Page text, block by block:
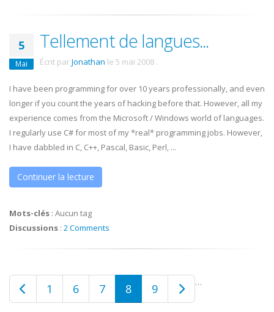
5
Mai
Tellement de langues...
Écrit parJonathan le 5 mai 2008 .
I have been programming for over 10 years professionally, and even
longer if you count the years of hacking before that. However, all my
experience comes from the Microsoft / Windows world of languages.
I regularly use C# for most of my *real* programming jobs. However,
I have dabbled in C, C++, Pascal, Basic, Perl, ...
Continuer la lecture
Mots-clés : Aucun tag
Discussions : 2 Comments
1 …
6 7 8 9